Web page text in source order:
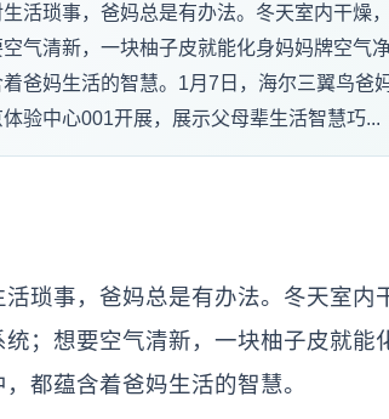
生活琐事，爸妈总是有办法。冬天室内干燥
气清新，一块柚子皮就能化身妈妈牌空气
着爸妈生活的智慧。1月7日，海尔三翼鸟爸
验中心001开展，展示父母辈生活智慧巧...
活琐事，爸妈总是有办法。冬天室
统；想要空气清新，一块柚子皮就
，都蕴含着爸妈生活的智慧。